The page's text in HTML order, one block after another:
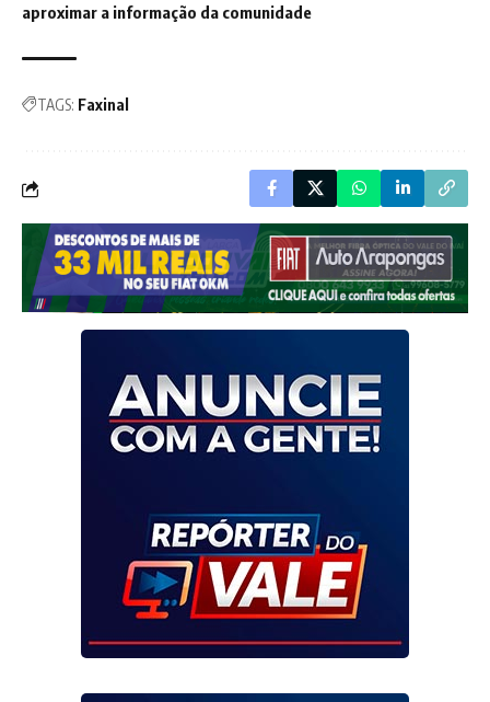
aproximar a informação da comunidade
TAGS: Faxinal